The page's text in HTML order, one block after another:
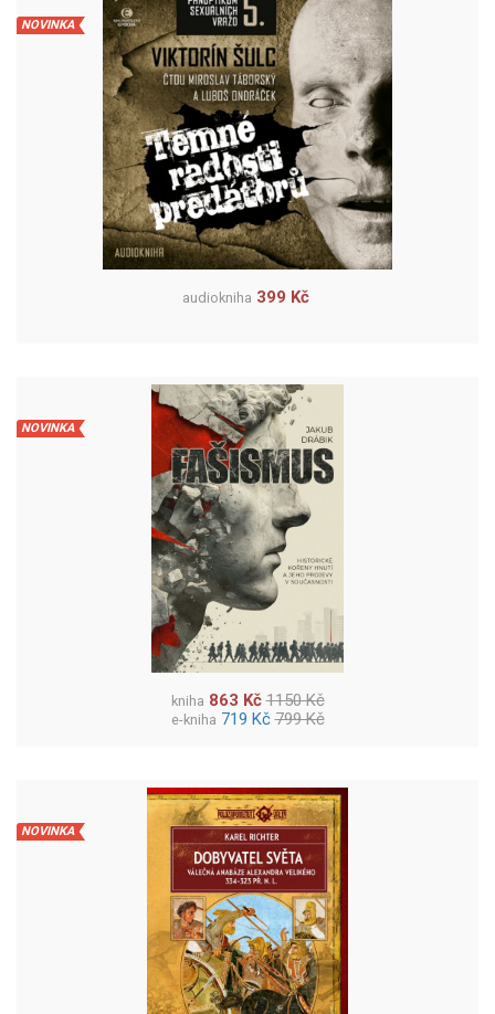
NOVINKA
audiokniha 399 Kč
NOVINKA
kniha 863 Kč 1150 Kč
e-kniha 719 Kč 799 Kč
NOVINKA